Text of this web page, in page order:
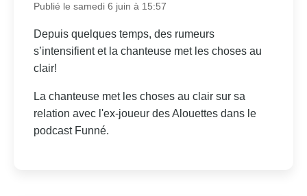
Publié le samedi 6 juin à 15:57
Depuis quelques temps, des rumeurs
s’intensifient et la chanteuse met les choses au
clair!
La chanteuse met les choses au clair sur sa
relation avec l'ex-joueur des Alouettes dans le
podcast Funné.